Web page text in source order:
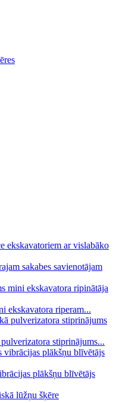
sakabes savienotājam
ekskavatora riperam...
stiprinājums...
plākšņu blīvētājs